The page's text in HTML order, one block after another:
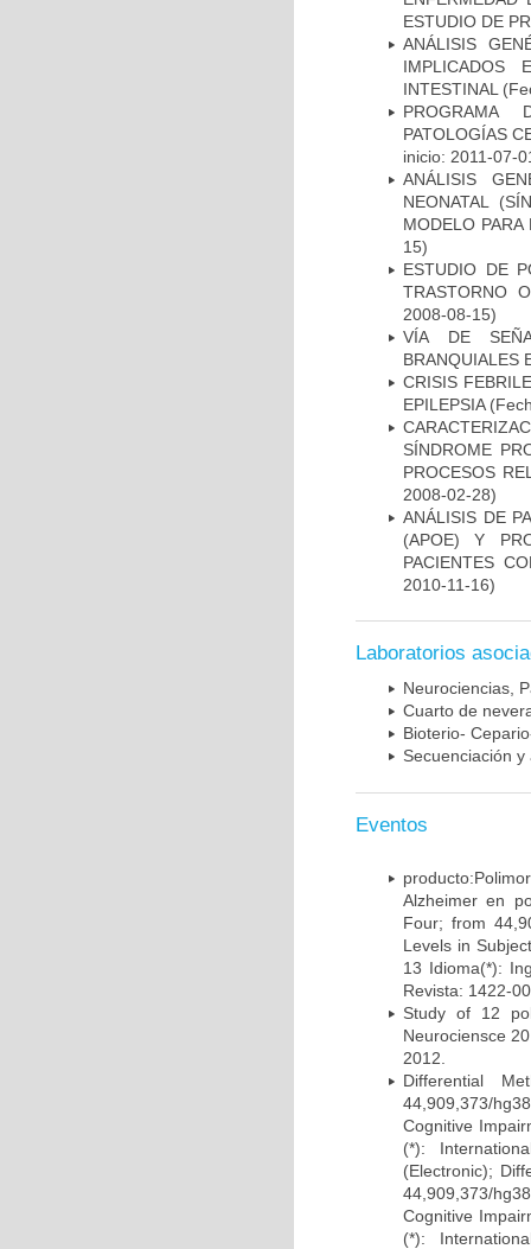
ESTUDIO DE
ANÁLISIS
IMPLICADOS
INTESTINAL
PROGRAMA
PATOLOGÍAS
inicio: 2011-07-
ANÁLISIS
NEONATAL
MODELO
15)
ESTUDIO DE
TRASTORNO
2008-08-15)
VÍA DE
BRANQUIALES
CRISIS
EPILEPSIA
SÍNDROME
PROCESOS
2008-02-28)
ANÁLISIS DE
(APOE) Y
PACIENTES
2010-11-16)
Laboratorios
Neurociencias,
Cuarto de
Bioterio-
Secuenciación
Eventos
Alzheimer en
Four; from
Levels in
13 Idioma(*):
Revista: 1422-
Study of 12
Neurociensce
2012.
Differential
44,909,373/
Cognitive
(*):
(Electronic);
44,909,373/
Cognitive
(*):